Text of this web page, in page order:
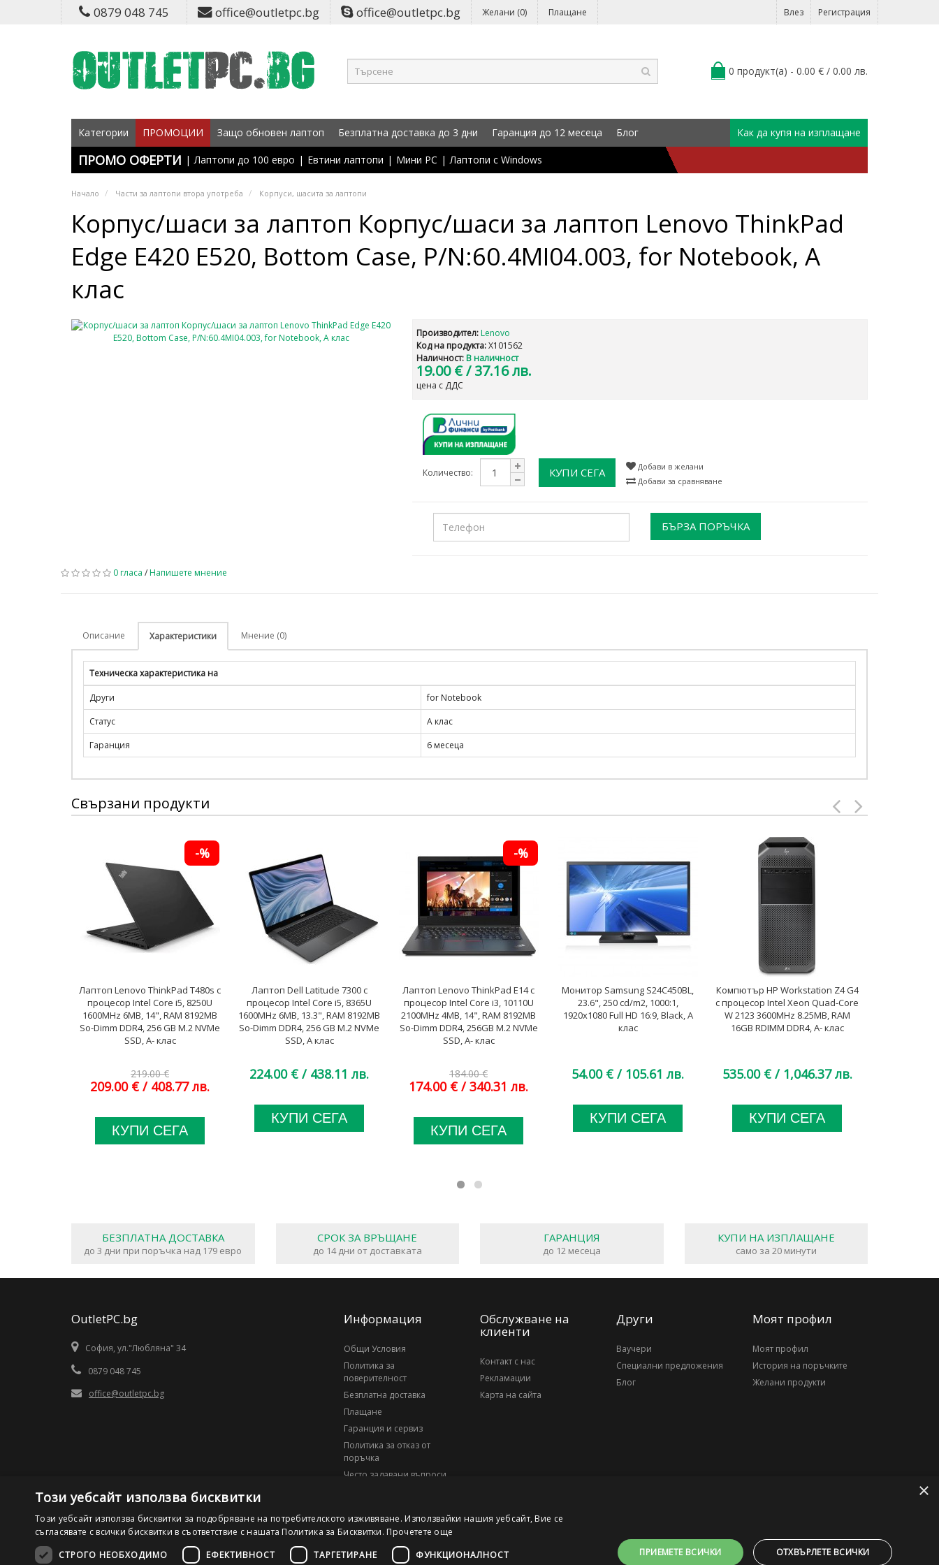
0879 048 745 office@outletpc.bg office@outletpc.bg Желани (0) Плащане Влез Регистрация
0 продукт(а) - 0.00 € / 0.00 лв.
Категории ПРОМОЦИИ Защо обновен лаптоп Безплатна доставка до 3 дни Гаранция до 12 месеца Блог Как да купя на изплащане
ПРОМО ОФЕРТИ | Лаптопи до 100 евро | Евтини лаптопи | Мини PC | Лаптопи с Windows
Начало Части за лаптопи втора употреба Корпуси, шасита за лаптопи
Корпус/шаси за лаптоп Корпус/шаси за лаптоп Lenovo ThinkPad
Edge E420 E520, Bottom Case, P/N:60.4MI04.003, for Notebook, A
клас
Производител: Lenovo
Код на продукта: X101562
Наличност: В наличност
19.00 € / 37.16 лв.
цена с ДДС
Количество: КУПИ СЕГА
Добави в желани
Добави за сравняване
БЪРЗА ПОРЪЧКА
0 гласа /Напишете мнение
Описание Характеристики Мнение (0)
Техническа характеристика на
Други
for Notebook
Статус
A клас
Гаранция
6 месеца
Свързани продукти
Лаптоп Lenovo ThinkPad T480s с
процесор Intel Core i5, 8250U
1600MHz 6MB, 14", RAM 8192MB
So-Dimm DDR4, 256 GB M.2 NVMe
SSD, A- клас
219.00 €
209.00 € / 408.77 лв.
-%
КУПИ СЕГА
Лаптоп Dell Latitude 7300 с
процесор Intel Core i5, 8365U
1600MHz 6MB, 13.3", RAM 8192MB
So-Dimm DDR4, 256 GB M.2 NVMe
SSD, A клас
224.00 € / 438.11 лв.
КУПИ СЕГА
Лаптоп Lenovo ThinkPad E14 с
процесор Intel Core i3, 10110U
2100MHz 4MB, 14", RAM 8192MB
So-Dimm DDR4, 256GB M.2 NVMe
SSD, A- клас
184.00 €
174.00 € / 340.31 лв.
-%
КУПИ СЕГА
Монитор Samsung S24C450BL,
23.6", 250 cd/m2, 1000:1,
1920x1080 Full HD 16:9, Black, A
клас
54.00 € / 105.61 лв.
КУПИ СЕГА
Компютър HP Workstation Z4 G4
с процесор Intel Xeon Quad-Core
W 2123 3600MHz 8.25MB, RAM
16GB RDIMM DDR4, A- клас
535.00 €/ 1,046.37 лв.
КУПИ СЕГА
БЕЗПЛАТНА ДОСТАВКА
до 3 дни при поръчка над 179 евро
СРОК ЗА ВРЪЩАНЕ
до 14 дни от доставката
ГАРАНЦИЯ
до 12 месеца
КУПИ НА ИЗПЛАЩАНЕ
само за 20 минути
OutletPC.bg
София, ул."Любляна" 34
0879 048 745
office@outletpc.bg
Информация
Общи Условия
Политика за
поверителност
Безплатна доставка
Плащане
Гаранция и сервиз
Политика за отказ от
поръчка
Често задавани въпроси
Обслужване на
клиенти
Контакт с нас
Рекламации
Карта на сайта
Други
Ваучери
Специални предложения
Блог
Моят профил
Моят профил
История на поръчките
Желани продукти
×
Този уебсайт използва бисквитки
Този уебсайт използва бисквитки за подобряване на потребителското изживяване. Използвайки нашия уебсайт, Вие се
съгласявате с всички бисквитки в съответствие с нашата Политика за Бисквитки. Прочетете още
СТРОГО НЕОБХОДИМО
ЕФЕКТИВНОСТ ТАРГЕТИРАНЕ ФУНКЦИОНАЛНОСТ ПРИЕМЕТЕ ВСИЧКИ ОТХВЪРЛЕТЕ ВСИЧКИ